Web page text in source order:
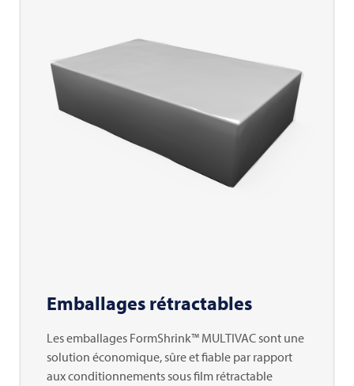
Emballages rétractables
Les emballages FormShrink™ MULTIVAC sont une
solution économique, sûre et fiable par rapport
aux conditionnements sous film rétractable